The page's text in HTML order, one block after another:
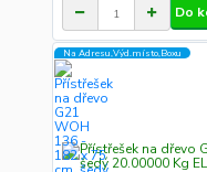
Do
Na Adresu,Výd.místo,Boxu